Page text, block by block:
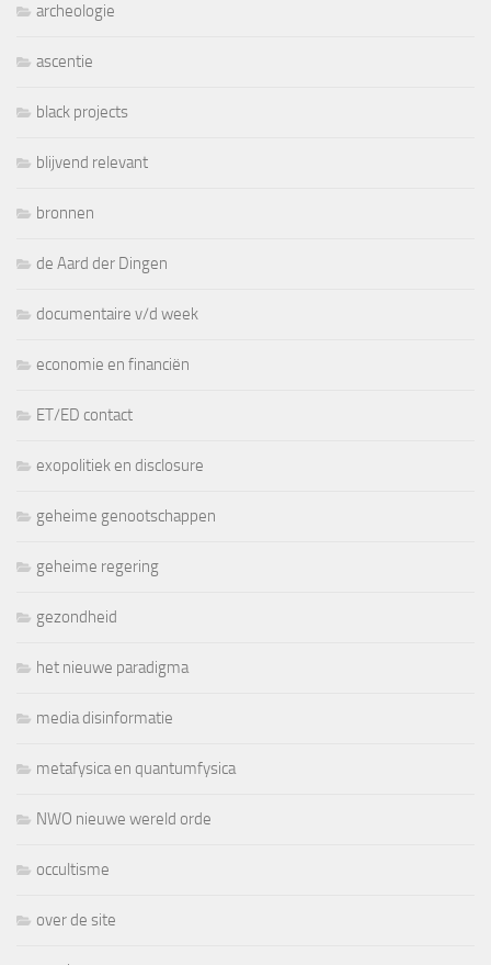
archeologie
ascentie
black projects
blijvend relevant
bronnen
de Aard der Dingen
documentaire v/d week
economie en financiën
ET/ED contact
exopolitiek en disclosure
geheime genootschappen
geheime regering
gezondheid
het nieuwe paradigma
media disinformatie
metafysica en quantumfysica
NWO nieuwe wereld orde
occultisme
over de site